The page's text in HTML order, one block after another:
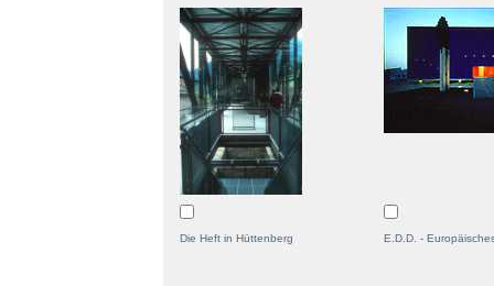
Die Heft in Hüttenberg E.D.D. -